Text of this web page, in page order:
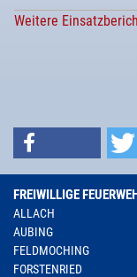
Weitere
FREIWILLIGE
ALLACH
AUBING
FELDMOCHING
FORSTENRIED